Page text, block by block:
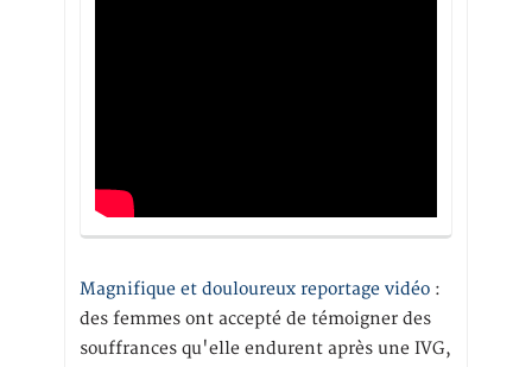
Magnifique et douloureux reportage vidéo :
des femmes ont accepté de témoigner des
souffrances qu'elle endurent après une IVG,